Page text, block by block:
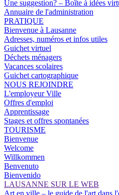
Une suggestion? – Boîte à idées
Annuaire de l'administration
PRATIQUE
Bienvenue à Lausanne
Adresses, numéros et infos utiles
Guichet virtuel
Déchets ménagers
Vacances scolaires
Guichet cartographique
NOUS REJOINDRE
L'employeur Ville
Offres d'emploi
Apprentissage
Stages et offres spontanées
TOURISME
Bienvenue
Welcome
Willkommen
Benvenuto
Bienvenido
LAUSANNE SUR LE WEB
Art en ville – le guide de l'art dans